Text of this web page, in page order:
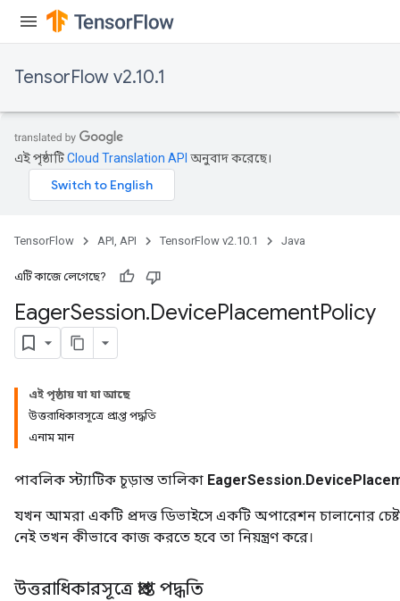
TensorFlow v2.10.1
এই পৃষ্ঠাটিCloud Translation API অনুবাদ করেছে।
TensorFlow API, API TensorFlow v2.10.1 Java
এটি কাজে লেগেছে?
EagerSession.DevicePlacementPolicy
এই পৃষ্ঠায় যা যা আছে
উত্তরাধিকারসূত্রে প্রাপ্ত পদ্ধতি
এনাম মান
পাবলিক স্ট্যাটিক চূড়ান্ত তালিকা
যখন আমরা একটি প্রদত্ত ডিভাইসে একটি অপারেশন চালানোর
নেই তখন কীভাবে কাজ করতে হবে তা নিয়ন্ত্রণ করে।
উত্তরাধিকারসূত্রে প্রাপ্ত পদ্ধতি